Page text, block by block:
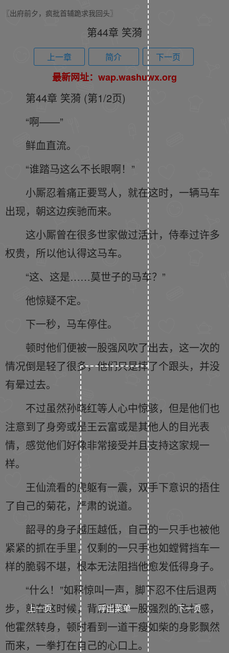
〖出府前夕，疯批首辅跪求我回头〗
第44章 笑漪
上一章 简介 下一页
最新网址：wap.washuwx.org
第44章 笑漪 (第1/2页)
“啊——”
鲜血直流。
“谁踏马这么不长眼啊！”
小厮忍着痛正要骂人，就在这时，一辆马车
出现，朝这边疾驰而来。
这小厮曾在很多世家做过活计，侍奉过许多
权贵，所以他认得这马车。
“这、这是……莫世子的马车？”
他惊疑不定。
下一秒，马车停住。
顿时他们便被一股强风吹了出去，这一次的
情况倒是轻了很多，他们只是摔了个跟头，并没
有晕过去。
不过虽然孙晓红等人心中惊骇，但是他们也
注意到了身旁或是王云富或是其他人的目光表
情，感觉他们好像非常接受并且支持这家规一
样。
王仙流看的虎躯有一震，双手下意识的捂住
了自己的菊花，严肃的说道。
韶寻的身子越压越低，自己的一只手也被他
紧紧的抓在手里，仅剩的一只手也如螳臂挡车一
样的脆弱不堪，根本无法阻挡他愈发低得身子。
“什么！”如释惊叫一声，脚下忍不住后退两
步，就在这时候，背后升起一股强烈的危机感，
他霍然转身，顿时看到一道干瘦如柴的身影飘然
而来，一拳打在自己的心口上。
上一页 下一页
呼出菜单